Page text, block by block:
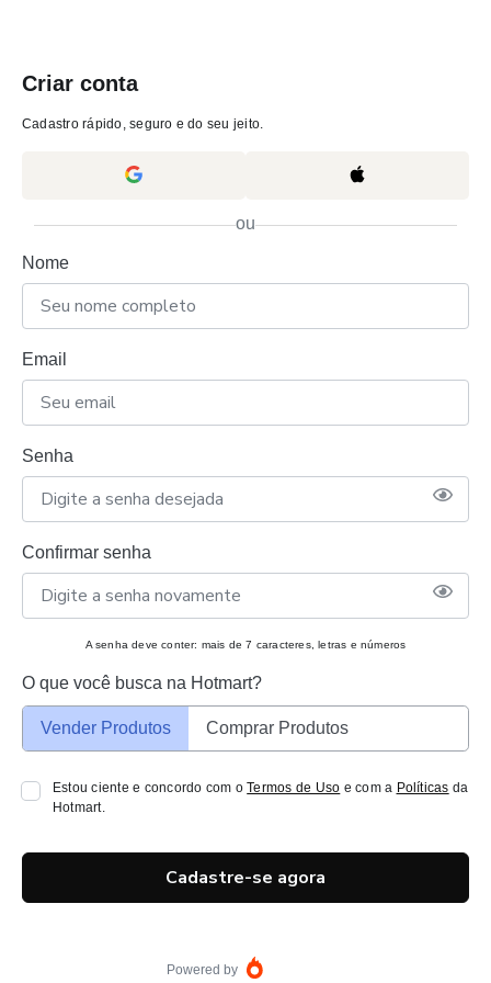
Criar conta
Cadastro rápido, seguro e do seu jeito.
ou
Nome
Email
Senha
Confirmar senha
A senha deve conter: mais de 7 caracteres, letras e números
O que você busca na Hotmart?
Vender Produtos Comprar Produtos
Estou ciente e concordo com oTermos de Uso e com a Políticas da
Hotmart.
Cadastre-se agora
Powered by